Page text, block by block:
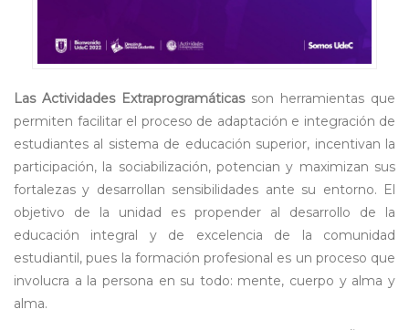
Las Actividades Extraprogramáticasson herramientas que
permiten facilitar el proceso de adaptación e integración de
estudiantes al sistema de educación superior, incentivan la
participación, la sociabilización, potencian y maximizan sus
fortalezas y desarrollan sensibilidades ante su entorno. El
objetivo de la unidad es propender al desarrollo de la
educación integral y de excelencia de la comunidad
estudiantil, pues la formación profesional es un proceso que
involucra a la persona en su todo: mente, cuerpo y alma y
alma.